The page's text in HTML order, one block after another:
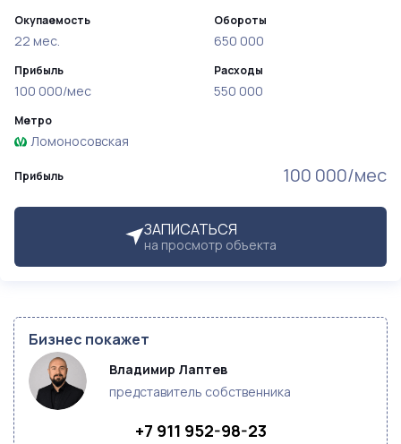
Прибыль 100 000/мес
ЗАПИСАТЬСЯ
на просмотр объекта
Окупаемость
22 мес.
Прибыль
100 000/мес
Обороты
650 000
Расходы
550 000
Метро
Ломоносовская
Бизнес покажет
Владимир Лаптев
представитель собственника
+7 911 952-98-23